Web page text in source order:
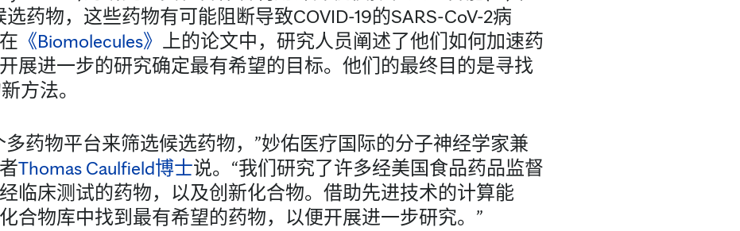
药物，这些药物有可能阻断导致COVID-19的SARS-CoV-2病
《Biomolecules》 上的论文中，研究人员阐述了他们如何加速药
展进一步的研究确定最有希望的目标。他们的最终目的是寻找
方法。
多药物平台来筛选候选药物，”妙佑医疗国际的分子神经学家兼
Thomas Caulfield博士说。“我们研究了许多经美国食品药品监督
临床测试的药物，以及创新化合物。借助先进技术的计算能
合物库中找到最有希望的药物，以便开展进一步研究。”